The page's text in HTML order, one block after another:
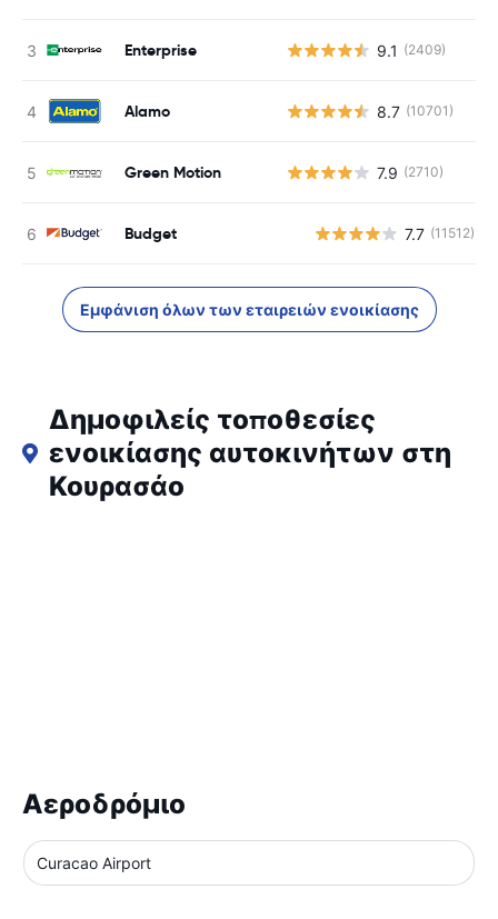
Enterprise 9.1 (2409)
Alamo 8.7 (10701)
Green Motion 7.9 (2710)
Budget 7.7 (11512)
Εμφάνιση όλων των εταιρειών ενοικίασης
Δημοφιλείς τοποθεσίες
ενοικίασης αυτοκινήτων στη
Κουρασάο
Αεροδρόμιο
Curacao Airport